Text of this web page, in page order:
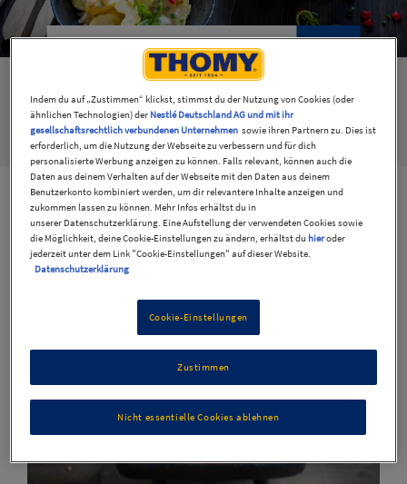
Rezepte 3 Produkte 2 Thomy 1
Rezepte3
Filter Sortierung
Indem du auf „Zustimmen“ klickst, stimmst du der Nutzung von Cookies (oder
ähnlichen Technologien) der Nestlé Deutschland AG und mit ihr
gesellschaftsrechtlich verbundenen Unternehmen sowie ihren Partnern zu. Dies ist
erforderlich, um die Nutzung der Webseite zu verbessern und für dich
personalisierte Werbung anzeigen zu können. Falls relevant, können auch die
Daten aus deinem Verhalten auf der Webseite mit den Daten aus deinem
Benutzerkonto kombiniert werden, um dir relevantere Inhalte anzeigen und
zukommen lassen zu können. Mehr Infos erhältst du in
unserer Datenschutzerklärung. Eine Aufstellung der verwendeten Cookies sowie
die Möglichkeit, deine Cookie-Einstellungen zu ändern, erhältst du hieroder
jederzeit unter dem Link "Cookie-Einstellungen" auf dieser Website.
Datenschutzerklärung
Cookie-Einstellungen
Nicht essentielle Cookies ablehnen
Zustimmen